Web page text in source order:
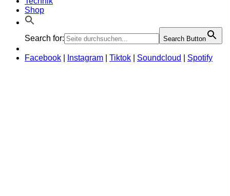
Shop
Search for: Search Button
Facebook Instagram Tiktok Soundcloud Spotify